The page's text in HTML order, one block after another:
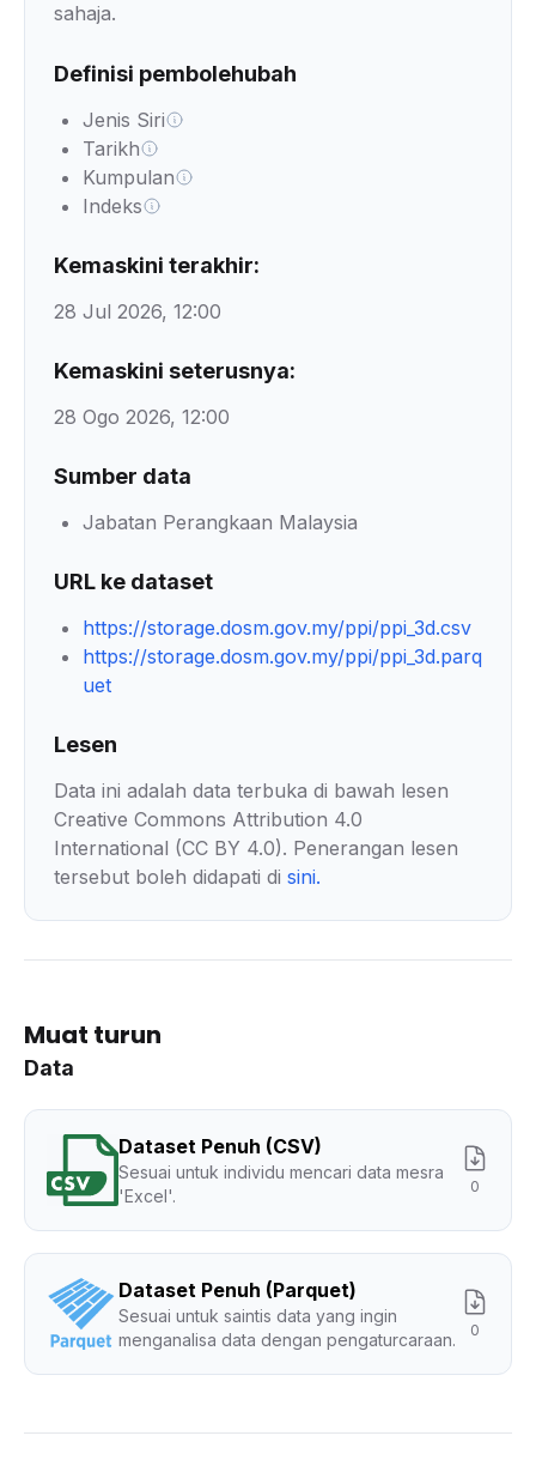
sahaja.
Definisi pembolehubah
Jenis Siri
Tarikh
Kumpulan
Indeks
Kemaskini terakhir:
28 Jul 2026, 12:00
Kemaskini seterusnya:
28 Ogo 2026, 12:00
Sumber data
Jabatan Perangkaan Malaysia
URL ke dataset
https://storage.dosm.gov.my/ppi/ppi_3d.csv
https://storage.dosm.gov.my/ppi/ppi_3d.parq
uet
Lesen
Data ini adalah data terbuka di bawah lesen
Creative Commons Attribution 4.0
International (CC BY 4.0). Penerangan lesen
tersebut boleh didapati di sini.
Muat turun
Data
Dataset Penuh (CSV)
Sesuai untuk individu mencari data mesra
'Excel'.
0
Dataset Penuh (Parquet)
Sesuai untuk saintis data yang ingin
menganalisa data dengan pengaturcaraan.
0